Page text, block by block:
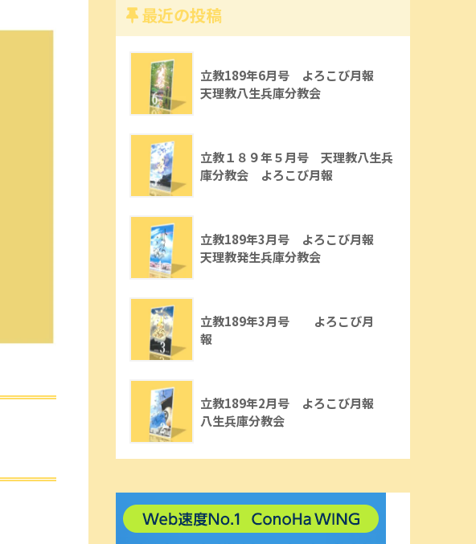
最近の投稿
立教189年6月号 よろこび月報
天理教八生兵庫分教会
立教１８９年５月号 天理教八生兵
庫分教会 よろこび月報
立教189年3月号 よろこび月報
天理教発生兵庫分教会
立教189年3月号 よろこび月
報
立教189年2月号 よろこび月報
八生兵庫分教会